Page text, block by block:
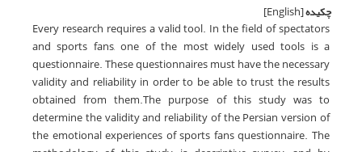
چکیده[English]
Every research requires a valid tool. In the field of spectators
and sports fans, one of the most widely used tools is a
questionnaire. These questionnaires must have the necessary
validity and reliability in order to be able to trust the results
obtained from them.The purpose of this study was to
determine the validity and reliability of the Persian version of
the emotional experiences of sports fans questionnaire. The